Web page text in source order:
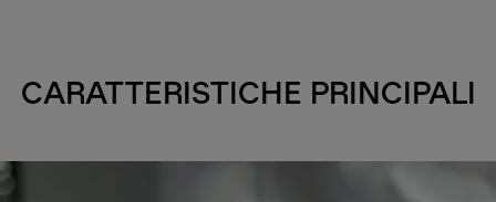
CARATTERISTICHE PRINCIPALI